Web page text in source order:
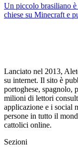
Un piccolo brasiliano
chiese su Minecraft e
Lanciato nel 2013,
su internet. Il sito è
portoghese, spagnolo,
milioni di lettori
applicazione e i social
persone in tutto il
cattolici online.
Sezioni